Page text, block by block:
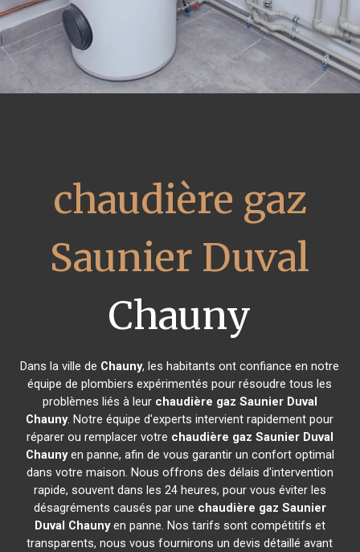
chaudière gaz
Saunier Duval
Chauny
Dans la ville de Chauny, les habitants ont confiance en notre
équipe de plombiers expérimentés pour résoudre tous les
problèmes liés à leur chaudière gaz Saunier Duval
Chauny. Notre équipe d'experts intervient rapidement pour
réparer ou remplacer votre chaudière gaz Saunier Duval
Chaunyen panne, afin de vous garantir un confort optimal
dans votre maison. Nous offrons des délais d'intervention
rapide, souvent dans les 24 heures, pour vous éviter les
désagréments causés par une chaudière gaz Saunier
Duval Chaunyen panne. Nos tarifs sont compétitifs et
transparents, nous vous fournirons un devis détaillé avant